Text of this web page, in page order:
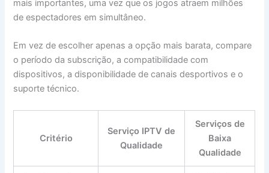
mais importantes, uma vez que os jogos atraem milhões
de espectadores em simultâneo.
Em vez de escolher apenas a opção mais barata, compare
o período da subscrição, a compatibilidade com
dispositivos, a disponibilidade de canais desportivos e o
suporte técnico.
Critério
Serviço IPTV de
Qualidade
Serviços de
Baixa
Qualidade